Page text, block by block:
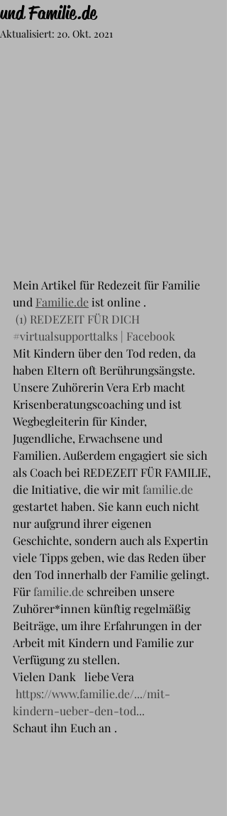
und Familie.de
Aktualisiert: 20. Okt. 2021
Mein Artikel für Redezeit für Familie
und Familie.de ist online .
(1) REDEZEIT FÜR DICH
#virtualsupporttalks | Facebook
Mit Kindern über den Tod reden, da
haben Eltern oft Berührungsängste.
Unsere Zuhörerin Vera Erb macht
Krisenberatungscoaching und ist
Wegbegleiterin für Kinder,
Jugendliche, Erwachsene und
Familien. Außerdem engagiert sie sich
als Coach bei REDEZEIT FÜR FAMILIE,
die Initiative, die wir mit familie.de
gestartet haben. Sie kann euch nicht
nur aufgrund ihrer eigenen
Geschichte, sondern auch als Expertin
viele Tipps geben, wie das Reden über
den Tod innerhalb der Familie gelingt.
Für familie.de schreiben unsere
Zuhörer*innen künftig regelmäßig
Beiträge, um ihre Erfahrungen in der
Arbeit mit Kindern und Familie zur
Verfügung zu stellen.
Vielen Dank   liebe Vera
https://www.familie.de/.../mit-
kindern-ueber-den-tod...
Schaut ihn Euch an .